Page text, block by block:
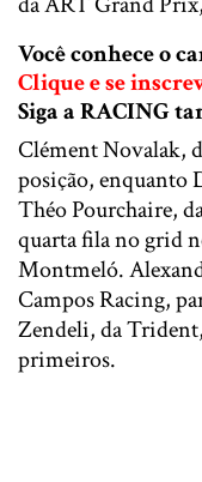
Você conhece o
Clique e se
Siga a RACING
Clément Novalak,
posição, enquanto
Théo Pourchaire,
quarta fila no grid
Montmeló.
Campos Racing,
Zendeli, da
primeiros.